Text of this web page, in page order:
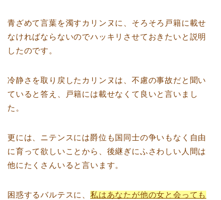
青ざめて言葉を濁すカリンヌに、そろそろ戸籍に載せ
なければならないのでハッキリさせておきたいと説明
したのです。
冷静さを取り戻したカリンヌは、不慮の事故だと聞い
ていると答え、戸籍には載せなくて良いと言いまし
た。
更には、ニテンスには爵位も国同士の争いもなく自由
に育って欲しいことから、後継ぎにふさわしい人間は
他にたくさんいると言います。
困惑するバルテスに、 私はあなたが他の女と会っても